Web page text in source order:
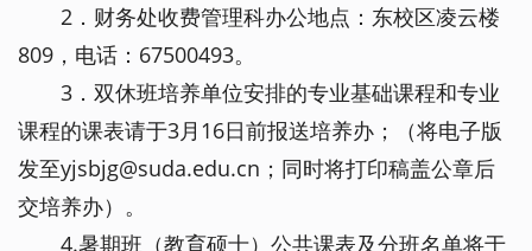
2．财务处收费管理科办公地点：东校区凌云楼
809，电话：67500493。
3．双休班培养单位安排的专业基础课程和专业
课程的课表请于3月16日前报送培养办；（将电子版
发至yjsbjg@suda.edu.cn ；同时将打印稿盖公章后
交培养办）。
4.暑期班（教育硕士）公共课表及分班名单将于